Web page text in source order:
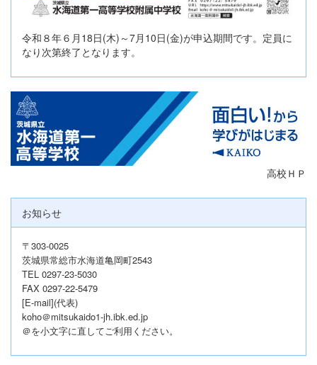
令和８年６月18日(木)～7月10日(金)が申込期間です。定員に
なり次第終了となります。
高校ＨＰ
お知らせ
〒303-0025
茨城県常総市水海道亀岡町2543
TEL 0297-23-5030
FAX 0297-22-5479
[E-mail](代表)
koho＠mitsukaido1-jh.ibk.ed.jp
＠を小文字に直してご利用ください。